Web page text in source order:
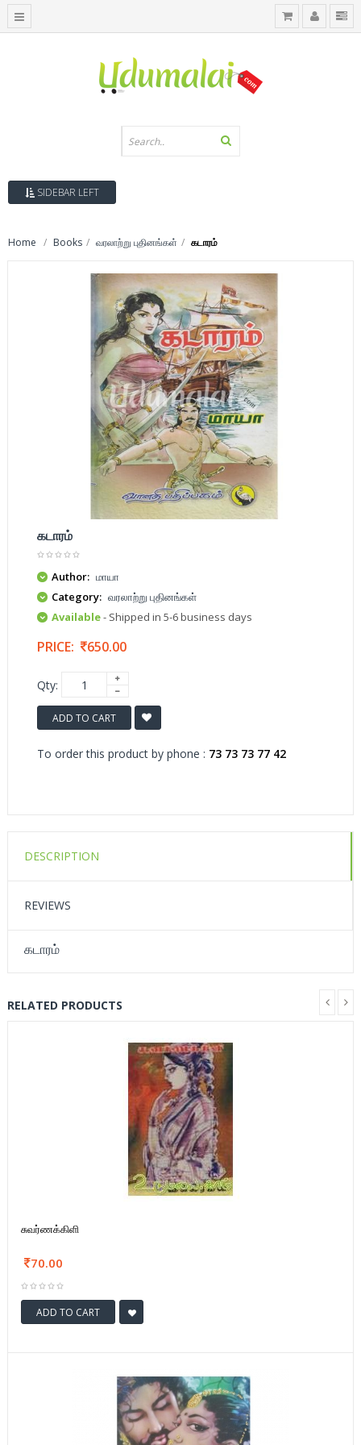
SIDEBAR LEFT
Home Books வரலாற்று புதினங்கள் கடாரம்
கடாரம்
Author: மாயா
Category: வரலாற்று புதினங்கள்
Available- Shipped in 5-6 business days
PRICE: 650.00
Qty:
ADD TO CART
To order this product by phone : 73 73 73 77 42
DESCRIPTION
REVIEWS
கடாரம்
RELATED PRODUCTS
சுவர்ணக்கிளி
70.00
ADD TO CART